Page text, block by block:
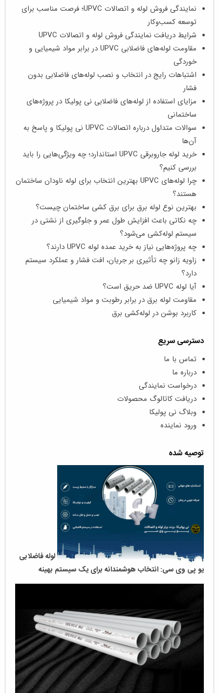
نمایندگی فروش لوله و اتصالات UPVC؛ فرصت مناسب برای
توسعه کسب‌وکار
شرایط دریافت نمایندگی فروش لوله و اتصالات UPVC
مقاومت لوله‌های فاضلابی UPVC در برابر مواد شیمیایی و
خوردگی
اشتباهات رایج در انتخاب و نصب لوله‌های فاضلابی بدون
فشار
مزایای استفاده از لوله‌های فاضلابی نی پولیکا در پروژه‌های
ساختمانی
سوالات متداول درباره اتصالات UPVC نی پولیکا و پاسخ به
آن‌ها
خرید لوله جاروبرقی UPVC استاندارد؛ چه ویژگی‌هایی را باید
بررسی کنیم؟
چرا لوله‌های UPVC بهترین انتخاب برای لوله ناودان ساختمان
هستند؟
بهترین نوع لوله برق برای برق‌ کشی ساختمان چیست؟
چه نکاتی باعث افزایش طول عمر و جلوگیری از نشتی در
سیستم لوله‌کشی می‌شود؟
چه پروژه‌هایی نیاز به خرید عمده لوله UPVC دارند؟
زاویه زانو چه تأثیری بر جریان، افت فشار و عملکرد سیستم
دارد؟
آیا لوله UPVC ضد حریق است؟
مقاومت لوله برق در برابر رطوبت و مواد شیمیایی
کاربرد بوشن در لوله‌کشی برق
دسترسی سریع
تماس با ما
درباره ما
درخواست نمایندگی
دریافت کاتالوگ محصولات
وبلاگ نی پولیکا
ورود نماینده
توصیه شده
لوله‌ فاضلابی
یو پی وی سی: انتخاب هوشمندانه برای یک سیستم بهینه